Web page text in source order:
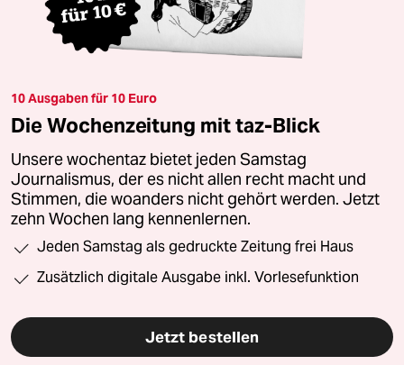
10 Ausgaben für 10 Euro
Die Wochenzeitung mit taz-Blick
Unsere wochentaz bietet jeden Samstag
Journalismus, der es nicht allen recht macht und
Stimmen, die woanders nicht gehört werden. Jetzt
zehn Wochen lang kennenlernen.
Jeden Samstag als gedruckte Zeitung frei Haus
Zusätzlich digitale Ausgabe inkl. Vorlesefunktion
Jetzt bestellen